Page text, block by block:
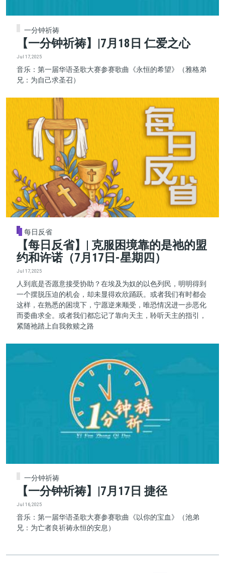
一分钟祈祷
【一分钟祈祷】|7月18日 仁爱之心
Jul 17, 2025
音乐：第一届华语圣歌大赛参赛歌曲《永恒的希望》（雅格弟
兄：为自己求圣召）
每日反省
【每日反省】| 克服困境靠的是祂的盟
约和许诺（7月17日-星期四）
Jul 17, 2025
人到底是否愿意接受协助？在埃及为奴的以色列民，明明得到
一个摆脱压迫的机会，却未显得欢欣踊跃。或者我们有时都会
这样，在熟悉的困境下，宁愿逆来顺受，唯恐情况进一步恶化
而委曲求全。或者我们都忘记了靠向天主，聆听天主的指引，
紧随祂踏上自我救赎之路
一分钟祈祷
【一分钟祈祷】|7月17日 捷径
Jul 16, 2025
音乐：第一届华语圣歌大赛参赛歌曲《以你的宝血》（池弟
兄：为亡者良祈祷永恒的安息）